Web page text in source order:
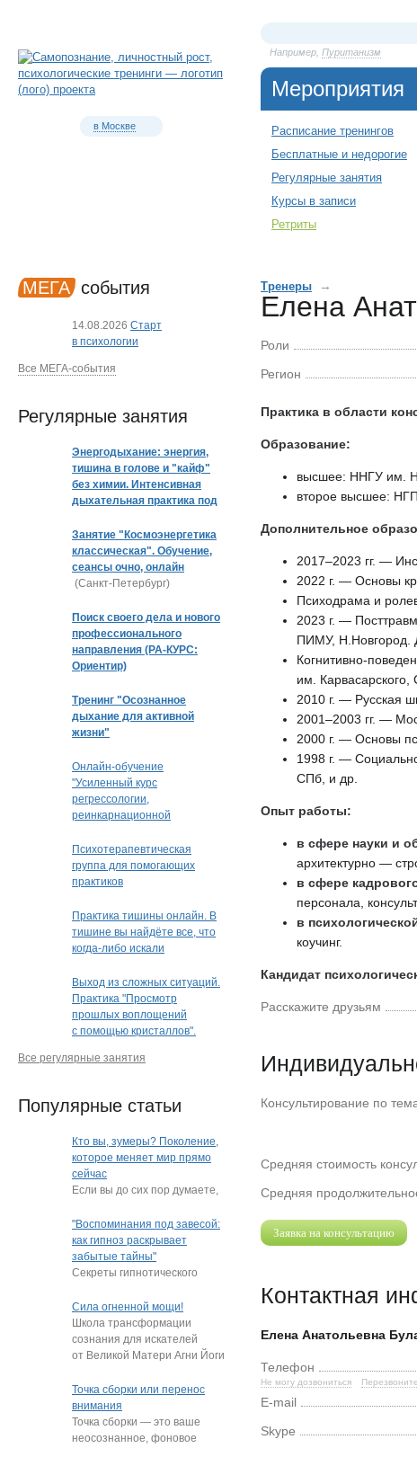
в Москве
Например, Пуританизм
Мероприятия
Расписание тренингов
Бесплатные и недорогие
Регулярные занятия
Курсы в записи
Ретриты
Тренеры →
Елена
Роли
Регион
Практика в области
Образование:
высшее: ННГУ им.
второе высшее:
Дополнительное
2017–2023 гг. —
2022 г. — Основы
Психодрама и
2023 г. —
ПИМУ, Н.Новгород.
Когнитивно-
им. Карвасарского,
2010 г. — Русская
2001–2003 гг. —
2000 г. — Основы
1998 г. —
СПб, и др.
Опыт работы:
в сфере науки и
архитектурно —
в сфере
персонала,
в
коучинг.
Кандидат
Расскажите друзьям
Консультирование по
Средняя стоимость
Средняя
Заявка на консультацию
Контактная
Елена Анатольевна
Телефон
Не могу дозвониться
E-mail
Skype
МЕГА события
14.08.2026 Старт
в психологии
Все МЕГА-события
Регулярные занятия
Энергодыхание: энергия,
тишина в голове и "кайф"
без химии. Интенсивная
дыхательная практика под
Занятие "Космоэнергетика
классическая". Обучение,
сеансы очно, онлайн
(Санкт-Петербург)
Поиск своего дела и нового
профессионального
направления (РА-КУРС:
Ориентир)
Тренинг "Осознанное
дыхание для активной
жизни"
Онлайн-обучение
"Усиленный курс
регрессологии,
реинкарнационной
Психотерапевтическая
группа для помогающих
практиков
Практика тишины онлайн. В
тишине вы найдёте все, что
когда-либо искали
Выход из сложных ситуаций.
Практика "Просмотр
прошлых воплощений
с помощью кристаллов".
(очно или дистанционно)
Все регулярные занятия
Популярные статьи
Кто вы, зумеры? Поколение,
которое меняет мир прямо
сейчас
Если вы до сих пор думаете,
"подростки, которые
постоянно …
"Воспоминания под завесой:
как гипноз раскрывает
забытые тайны"
Секреты гипнотического
Нередко под гипнозом люди
извлекают из глубин…
Сила огненной мощи!
Школа трансформации
сознания для искателей
от Великой Матери Агни Йоги
Точка сборки или перенос
внимания
Точка сборки — это ваше
неосознанное, фоновое